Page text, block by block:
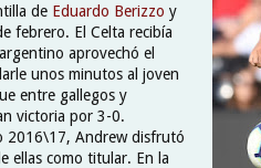
de Eduardo Berizzo y
febrero. El Celta recibía
aprovechó el
unos minutos al joven
entre gallegos y
victoria por 3-0.
2016\17, Andrew disfrutó
ellas como titular. En la